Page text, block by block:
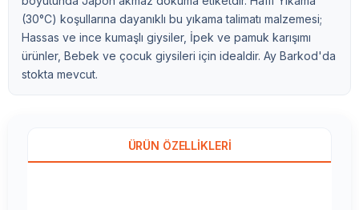
(30°C) koşullarına dayanıklı bu yıkama talimatı malzemesi;
Hassas ve ince kumaşlı giysiler, İpek ve pamuk karışımı
ürünler, Bebek ve çocuk giysileri için idealdir. Ay Barkod'da
stokta mevcut.
ÜRÜN ÖZELLIKLERI